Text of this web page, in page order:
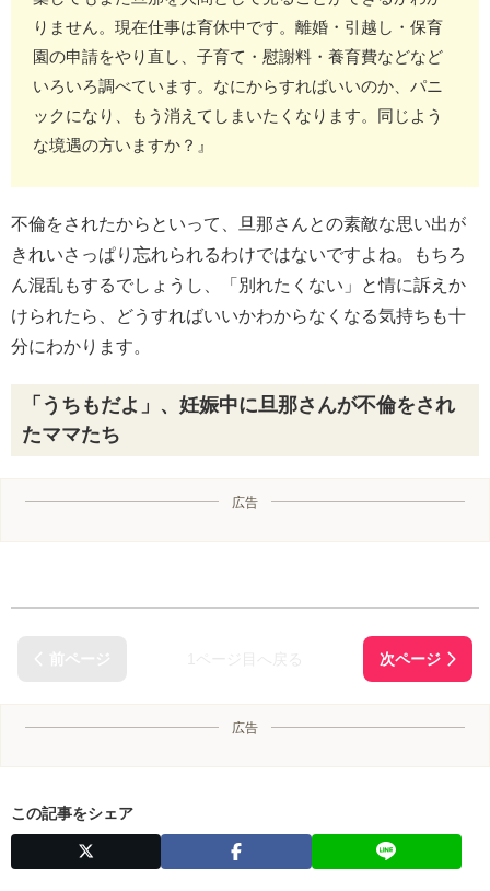
りません。現在仕事は育休中です。離婚・引越し・保育
園の申請をやり直し、子育て・慰謝料・養育費などなど
いろいろ調べています。なにからすればいいのか、パニ
ックになり、もう消えてしまいたくなります。同じよう
な境遇の方いますか？』
不倫をされたからといって、旦那さんとの素敵な思い出が
きれいさっぱり忘れられるわけではないですよね。もちろ
ん混乱もするでしょうし、「別れたくない」と情に訴えか
けられたら、どうすればいいかわからなくなる気持ちも十
分にわかります。
「うちもだよ」、妊娠中に旦那さんが不倫をされ
たママたち
広告
広告
この記事をシェア